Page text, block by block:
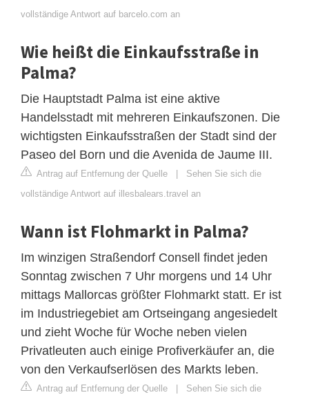
vollständige Antwort auf barcelo.com an
Wie heißt die Einkaufsstraße in
Palma?
Die Hauptstadt Palma ist eine aktive
Handelsstadt mit mehreren Einkaufszonen. Die
wichtigsten Einkaufsstraßen der Stadt sind der
Paseo del Born und die Avenida de Jaume III.
Antrag auf Entfernung der Quelle | Sehen Sie sich die
vollständige Antwort auf illesbalears.travel an
Wann ist Flohmarkt in Palma?
Im winzigen Straßendorf Consell findet jeden
Sonntag zwischen 7 Uhr morgens und 14 Uhr
mittags Mallorcas größter Flohmarkt statt. Er ist
im Industriegebiet am Ortseingang angesiedelt
und zieht Woche für Woche neben vielen
Privatleuten auch einige Profiverkäufer an, die
von den Verkaufserlösen des Markts leben.
Antrag auf Entfernung der Quelle | Sehen Sie sich die